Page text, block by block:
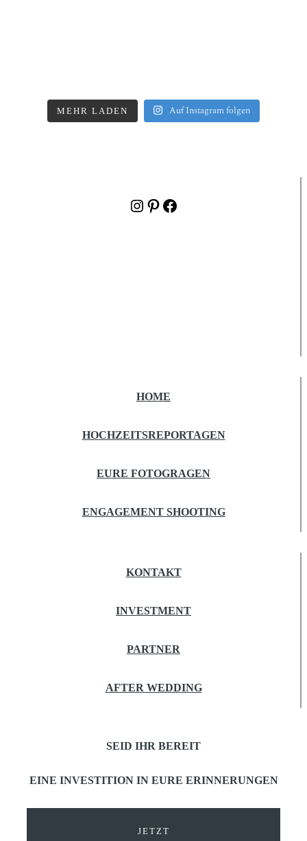
MEHR LADEN Auf Instagram folgen
Instagram
Pinterest
Facebook
HOME
HOCHZEITSREPORTAGEN
EURE FOTOGRAGEN
ENGAGEMENT SHOOTING
KONTAKT
INVESTMENT
PARTNER
AFTER WEDDING
SEID IHR BEREIT
EINE INVESTITION IN EURE ERINNERUNGEN
JETZT